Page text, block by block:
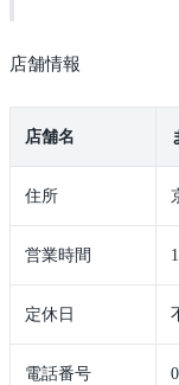
店舗情報
店舗名
住所
営業時間
定休日
電話番号